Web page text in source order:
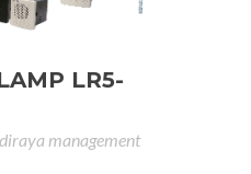
LR5-
management